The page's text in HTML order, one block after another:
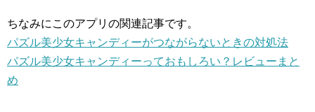
ちなみにこのアプリの関連記事です。
パズル美少女キャンディーがつながらないときの対処法
パズル美少女キャンディーっておもしろい？レビューまと
め